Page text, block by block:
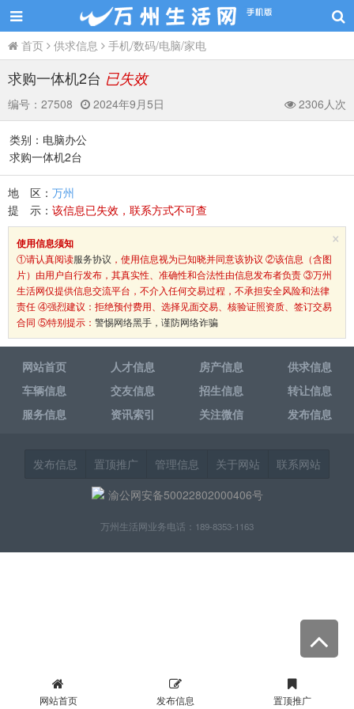
首页 供求信息 手机/数码/电脑/家电
求购一体机2台 已失效
编号： 27508 2024年9月5日 2306人次
类别：电脑办公
求购一体机2台
地 区： 万州
提 示： 该信息已失效，联系方式不可查
×
使用信息须知
①请认真阅读服务协议 ，使用信息视为已知晓并同意该协议 ②该信息（含图
片）由用户自行发布，其真实性、准确性和合法性由信息发布者负责 ③万州
生活网仅提供信息交流平台，不介入任何交易过程，不承担安全风险和法律
责任 ④强烈建议：拒绝预付费用、选择见面交易、核验证照资质、签订交易
合同 ⑤特别提示： 警惕网络黑手，谨防网络诈骗
网站首页 人才信息 房产信息
供求信息
车辆信息
交友信息 招生信息
转让信息
服务信息
资讯索引 关注微信 发布信息
发布信息 置顶推广 管理信息 关于网站
联系网站
渝公网安备50022802000406号
万州生活网业务电话：189-8353-1163
网站首页 发布信息 置顶推广